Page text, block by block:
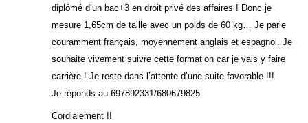
diplômé d’un bac+3 en droit privé des affaires ! Donc je
mesure 1,65cm de taille avec un poids de 60 kg… Je parle
couramment français, moyennement anglais et espagnol. Je
souhaite vivement suivre cette formation car je vais y faire
carrière ! Je reste dans l’attente d’une suite favorable !!!
Je réponds au 697892331/680679825
Cordialement !!